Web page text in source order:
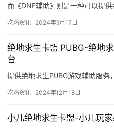
而《DNF辅助》则是一种可以提供
吃鸡资讯 2024年9月17日
绝地求生卡盟 PUBG-绝地
台
提供绝地求生PUBG游戏辅助服务
吃鸡资讯 2024年12月18日
小儿绝地求生卡盟-小儿玩